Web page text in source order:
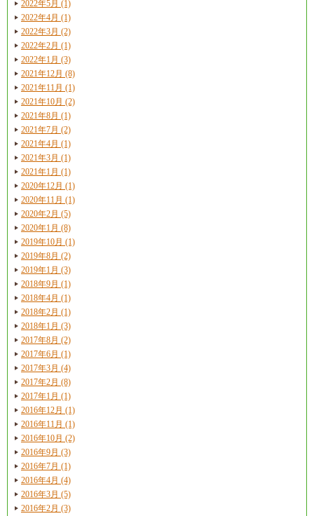
2022年5月 (1)
2022年4月 (1)
2022年3月 (2)
2022年2月 (1)
2022年1月 (3)
2021年12月 (8)
2021年11月 (1)
2021年10月 (2)
2021年8月 (1)
2021年7月 (2)
2021年4月 (1)
2021年3月 (1)
2021年1月 (1)
2020年12月 (1)
2020年11月 (1)
2020年2月 (5)
2020年1月 (8)
2019年10月 (1)
2019年8月 (2)
2019年1月 (3)
2018年9月 (1)
2018年4月 (1)
2018年2月 (1)
2018年1月 (3)
2017年8月 (2)
2017年6月 (1)
2017年3月 (4)
2017年2月 (8)
2017年1月 (1)
2016年12月 (1)
2016年11月 (1)
2016年10月 (2)
2016年9月 (3)
2016年7月 (1)
2016年4月 (4)
2016年3月 (5)
2016年2月 (3)